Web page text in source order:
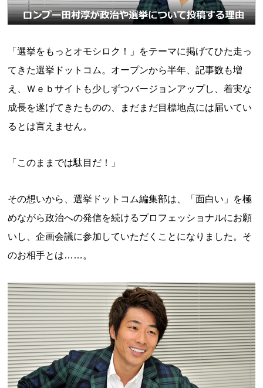
「選挙をもっとオモシロク！」をテーマに掲げてひた走っ
てきた選挙ドットコム。オープンから半年、記事数も増
え、Ｗｅｂサイトも少しずつバージョンアップし、着実な
成長を遂げてきたものの、まだまだ目標地点には届いてい
るとは言えません。
「このままでは駄目だ！」
その想いから、選挙ドットコム編集部は、「面白い」を極
めながら政治への発信を続けるプロフェッショナルにお願
いし、企画会議に参加していただくことになりました。そ
のお相手とは……。